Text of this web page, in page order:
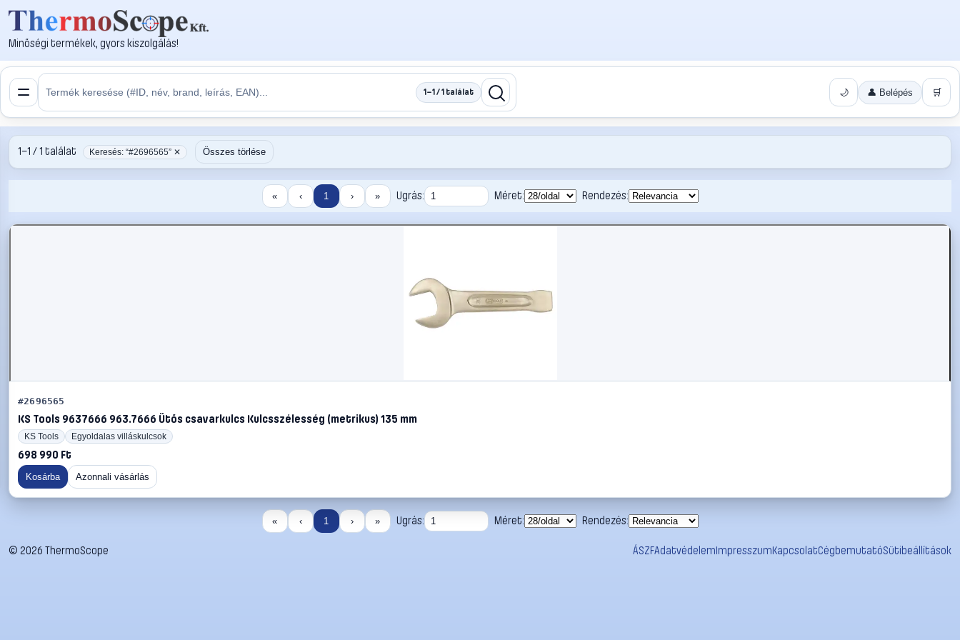
Minőségi termékek, gyors kiszolgálás!
1–1 / 1 találat 🌙 👤 Belépés 🛒
1–1 / 1 találat Keresés: “#2696565” ✕ Összes törlése
« ‹ 1 › » Ugrás: Méret: Rendezés:
#2696565
KS Tools 9637666 963.7666 Ütős csavarkulcs Kulcsszélesség (metrikus) 135 mm
KS Tools Egyoldalas villáskulcsok
698 990 Ft
Kosárba Azonnali vásárlás
« ‹ 1 › » Ugrás: Méret: Rendezés:
© 2026 ThermoScope ÁSZFAdatvédelemImpresszumKapcsolatCégbemutatóSütibeállítások